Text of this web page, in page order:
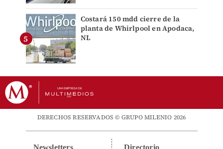
Costará 150 mdd cierre de la
planta de Whirlpool en Apodaca,
NL
DERECHOS RESERVADOS © GRUPO MILENIO 2026
Newsletters Directorio